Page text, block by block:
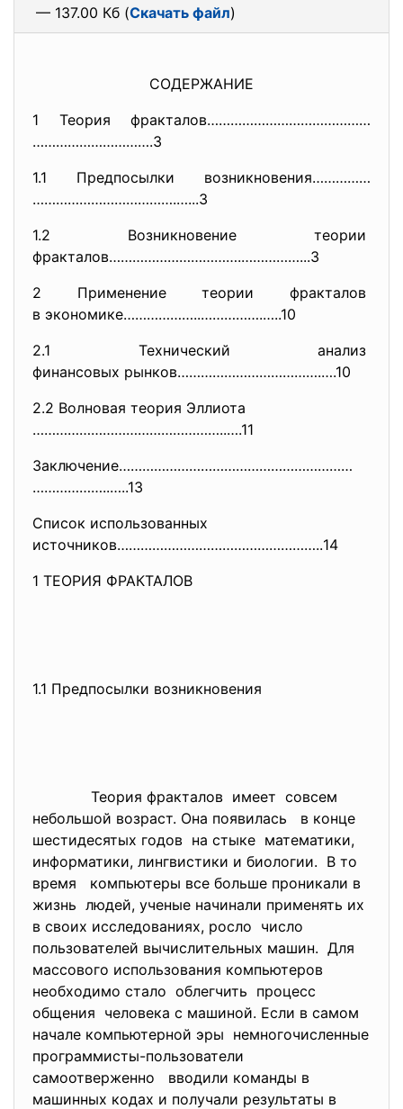
— 137.00 Кб (Скачать файл)
СОДЕРЖАНИЕ
1 Теория фракталов……………………………………
………………………….3
1.1 Предпосылки возникновения……………
……………………………….…...3
1.2 Возникновение теории
фракталов…………………………….……………...3
2 Применение теории фракталов
в экономике………………..…………….…..10
2.1 Технический анализ
финансовых рынков……………………………….….10
2.2 Волновая теория Эллиота
…………………………………………..….11
Заключение……………………………………………………
………………..…..13
Список использованных
источников……………………………………………..14
1 ТЕОРИЯ ФРАКТАЛОВ
1.1 Предпосылки возникновения
Теория фракталов имеет совсем
небольшой возраст. Она появилась в конце
шестидесятых годов на стыке математики,
информатики, лингвистики и биологии. В то
время компьютеры все больше проникали в
жизнь людей, ученые начинали применять их
в своих исследованиях, росло число
пользователей вычислительных машин. Для
массового использования компьютеров
необходимо стало облегчить процесс
общения человека с машиной. Если в самом
начале компьютерной эры немногочисленные
программисты-пользователи
самоотверженно вводили команды в
машинных кодах и получали результаты в